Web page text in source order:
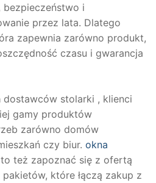
bezpieczeństwo i
przez lata. Dlatego
zapewnia zarówno produkt,
czasu i gwarancja
stolarki , klienci
gamy produktów
zarówno domów
czy biur. okna
też zapoznać się z ofertą
które łączą zakup z